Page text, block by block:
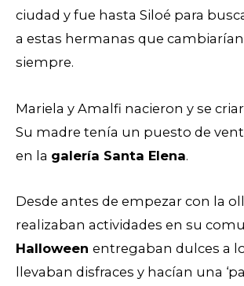
ciudad y fue hasta Siloé para
a estas hermanas que
siempre.
Mariela y Amalfi nacieron y se
Su madre tenía un puesto de
en la galería Santa Elena.
Desde antes de empezar con la
realizaban actividades en su
Halloween entregaban dulces a
llevaban disfraces y hacían una